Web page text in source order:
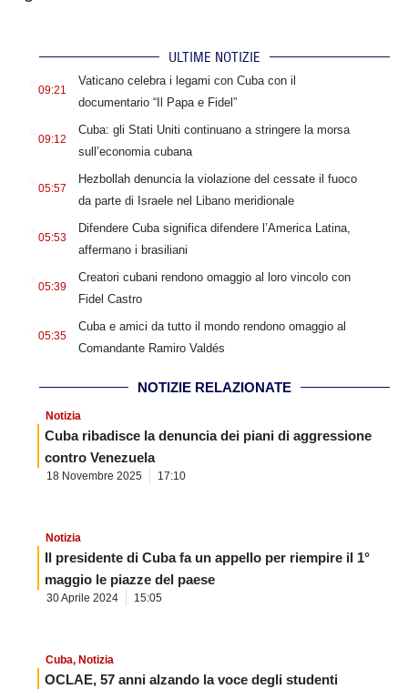
ULTIME NOTIZIE
09:21
Vaticano celebra i legami con Cuba con il
documentario “Il Papa e Fidel”
09:12
Cuba: gli Stati Uniti continuano a stringere la morsa
sull’economia cubana
05:57
Hezbollah denuncia la violazione del cessate il fuoco
da parte di Israele nel Libano meridionale
05:53
Difendere Cuba significa difendere l’America Latina,
affermano i brasiliani
05:39
Creatori cubani rendono omaggio al loro vincolo con
Fidel Castro
05:35
Cuba e amici da tutto il mondo rendono omaggio al
Comandante Ramiro Valdés
NOTIZIE RELAZIONATE
Notizia
Cuba ribadisce la denuncia dei piani di aggressione
contro Venezuela
18 Novembre 2025 17:10
Notizia
Il presidente di Cuba fa un appello per riempire il 1°
maggio le piazze del paese
30 Aprile 2024 15:05
Cuba, Notizia
OCLAE, 57 anni alzando la voce degli studenti